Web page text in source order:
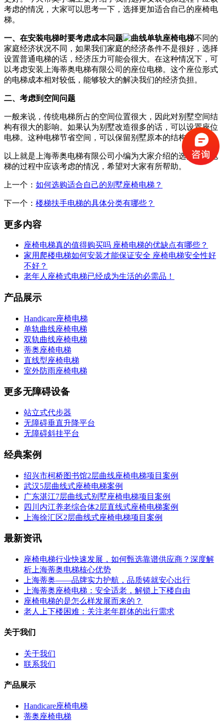
考虑的情况，大家可以思考一下，选择更加适合自己的座椅电
梯。
一、在安装电梯时要考虑成本问题
不同的
家庭经济状况不同，如果我们家庭的经济条件不是很好，选择
设置普通电梯的话，经济压力可能会很大。在这种情况下，可
以考虑安装上海蒂奥电梯有限公司的座位电梯。这个座位形式
的电梯成本相对较低，能够较大的解决我们的经济负担。
二、考虑到空间问题
一般来说，传统电梯所占的空间位置很大，因此对别墅空间结
构有很大的影响。如果认为别墅改造很多的话，可以设置座位
电梯。这种电梯节省空间，可以保留别墅原本的结构。
以上就是上海蒂奥电梯有限公司小编为大家介绍的选择安装电
梯的过程中应该考虑的情况，希望对大家有所帮助。
上一个： 如何选购适合自己的别墅座椅电梯？
下一个： 楼梯扶手电梯的具体分类有哪些？
更多内容
座椅电梯真的值得购买吗 座椅电梯的优缺点有哪些？
家用爬楼电梯如何安装才能保证安全 座椅电梯安全性好
不好？
老年人座椅式电梯已经成为生活的必需品！
产品展示
Handicare座椅电梯
单轨曲线座椅电梯
双轨曲线座椅电梯
蒂奥座椅电梯
直线型座椅电梯
室外防雨座椅电梯
更多无障碍设备
站立式代步器
无障碍垂直升降平台
无障碍斜挂平台
经典案例
绍兴市柯桥图书馆2层曲线座椅电梯项目案例
武汉5层曲线式座椅电梯案例
广东湛江7层曲线式别墅座椅电梯项目案例
四川内江养老综合体2层直线式座椅电梯案例
上海徐汇区2层曲线式座椅电梯项目案例
最新资讯
座椅电梯行业快速发展，如何甄选靠谱供应商？深度解
析上海蒂奥电梯核心优势
上海蒂奥——品牌实力护航，品质铸就安心出行
上海蒂奥座椅电梯：安全适老，解锁上下楼自由
座椅电梯的是怎么样发展而来的？
老人上下楼困难：关注老年群体的出行需求
关于我们
关于我们
联系我们
产品展示
Handicare座椅电梯
蒂奥座椅电梯